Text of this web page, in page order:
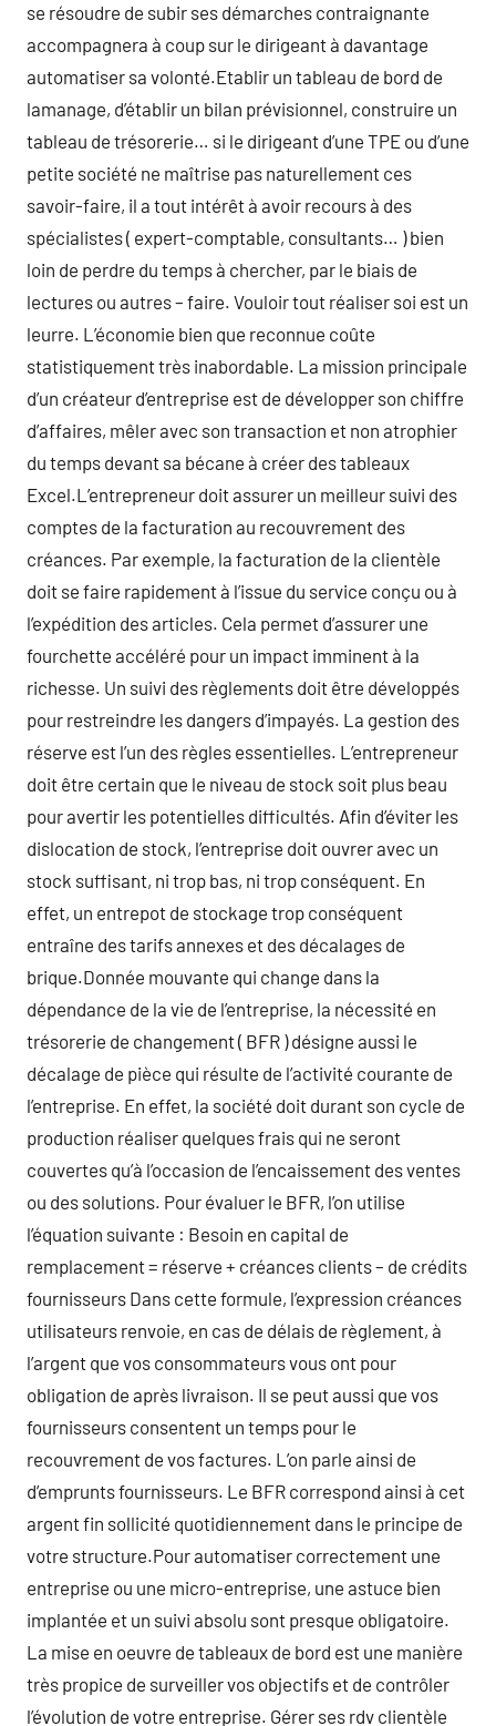
se résoudre de subir ses démarches contraignante
accompagnera à coup sur le dirigeant à davantage
automatiser sa volonté.Etablir un tableau de bord de
lamanage, d’établir un bilan prévisionnel, construire un
tableau de trésorerie… si le dirigeant d’une TPE ou d’une
petite société ne maîtrise pas naturellement ces
savoir-faire, il a tout intérêt à avoir recours à des
spécialistes ( expert-comptable, consultants… ) bien
loin de perdre du temps à chercher, par le biais de
lectures ou autres – faire. Vouloir tout réaliser soi est un
leurre. L’économie bien que reconnue coûte
statistiquement très inabordable. La mission principale
d’un créateur d’entreprise est de développer son chiffre
d’affaires, mêler avec son transaction et non atrophier
du temps devant sa bécane à créer des tableaux
Excel.L’entrepreneur doit assurer un meilleur suivi des
comptes de la facturation au recouvrement des
créances. Par exemple, la facturation de la clientèle
doit se faire rapidement à l’issue du service conçu ou à
l’expédition des articles. Cela permet d’assurer une
fourchette accéléré pour un impact imminent à la
richesse. Un suivi des règlements doit être développés
pour restreindre les dangers d’impayés. La gestion des
réserve est l’un des règles essentielles. L’entrepreneur
doit être certain que le niveau de stock soit plus beau
pour avertir les potentielles difficultés. Afin d’éviter les
dislocation de stock, l’entreprise doit ouvrer avec un
stock suffisant, ni trop bas, ni trop conséquent. En
effet, un entrepot de stockage trop conséquent
entraîne des tarifs annexes et des décalages de
brique.Donnée mouvante qui change dans la
dépendance de la vie de l’entreprise, la nécessité en
trésorerie de changement ( BFR ) désigne aussi le
décalage de pièce qui résulte de l’activité courante de
l’entreprise. En effet, la société doit durant son cycle de
production réaliser quelques frais qui ne seront
couvertes qu’à l’occasion de l’encaissement des ventes
ou des solutions. Pour évaluer le BFR, l’on utilise
l’équation suivante : Besoin en capital de
remplacement = réserve + créances clients – de crédits
fournisseurs Dans cette formule, l’expression créances
utilisateurs renvoie, en cas de délais de règlement, à
l’argent que vos consommateurs vous ont pour
obligation de après livraison. Il se peut aussi que vos
fournisseurs consentent un temps pour le
recouvrement de vos factures. L’on parle ainsi de
d’emprunts fournisseurs. Le BFR correspond ainsi à cet
argent fin sollicité quotidiennement dans le principe de
votre structure.Pour automatiser correctement une
entreprise ou une micro-entreprise, une astuce bien
implantée et un suivi absolu sont presque obligatoire.
La mise en oeuvre de tableaux de bord est une manière
très propice de surveiller vos objectifs et de contrôler
l’évolution de votre entreprise. Gérer ses rdv clientèle